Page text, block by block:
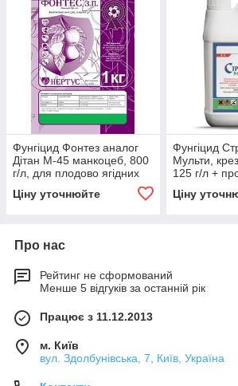
Фунгіцид Фонтез аналог
Дітан М-45 манкоцеб, 800
г/л, для плодово ягідних
Ціну уточнюйте
Фунгіцид
Мульти,
125 г/л +
г/л; соя,
Ціну
Про нас
Рейтинг не сформований
Менше 5 відгуків за останній рік
Працює з 11.12.2013
м. Київ
вул. Здолбунівська, 7, Київ, Україна